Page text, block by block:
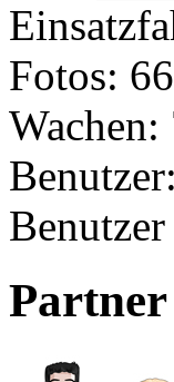
Fotos:
Wachen:
Benutzer:
Partner